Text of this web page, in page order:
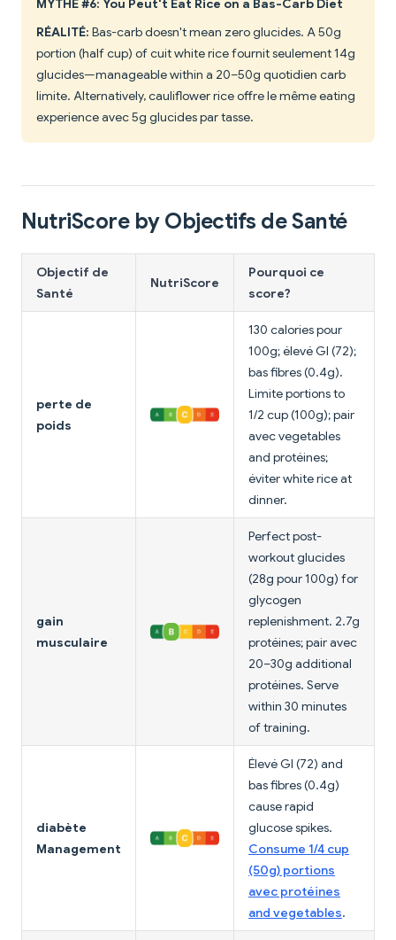
MYTHE #6: You Peut't Eat Rice on a Bas-Carb Diet
RÉALITÉ: Bas-carb doesn't mean zero glucides. A 50g
portion (half cup) of cuit white rice fournit seulement 14g
glucides—manageable within a 20–50g quotidien carb
limite. Alternatively, cauliflower rice offre le même eating
experience avec 5g glucides par tasse.
NutriScore by Objectifs de Santé
Objectif de
Santé
NutriScore
Pourquoi ce
score?
perte de
poids
130 calories pour
100g; élevé GI (72);
bas fibres (0.4g).
Limite portions to
1/2 cup (100g); pair
avec vegetables
and protéines;
éviter white rice at
dinner.
gain
musculaire
Perfect post-
workout glucides
(28g pour 100g) for
glycogen
replenishment. 2.7g
protéines; pair avec
20–30g additional
protéines. Serve
within 30 minutes
of training.
diabète
Management
Élevé GI (72) and
bas fibres (0.4g)
cause rapid
glucose spikes.
Consume 1/4 cup
(50g) portions
avec protéines
and vegetables.